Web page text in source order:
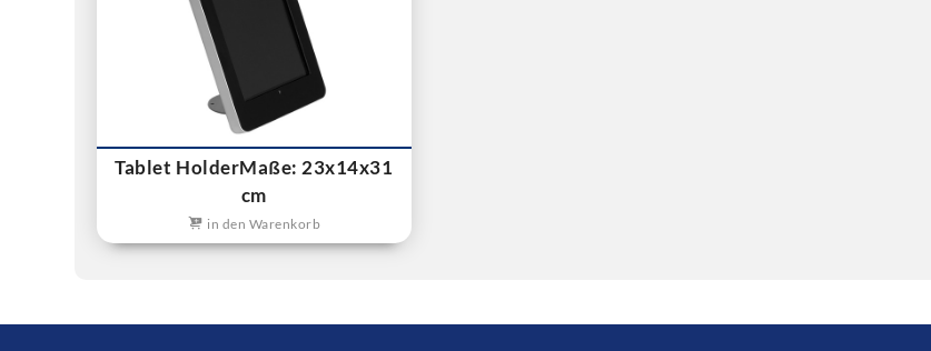
Tablet HolderMaße: 23x14x31
cm
in den Warenkorb